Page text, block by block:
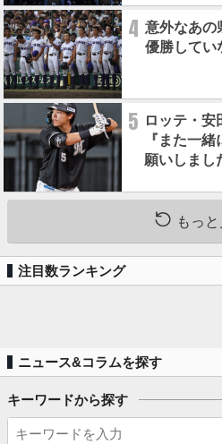
4 意外なあの
優勝してい
5 ロッテ・安
『また一
願いしまし
もっ
注目数ランキング
ニュース&コラムを探す
キーワードから探す